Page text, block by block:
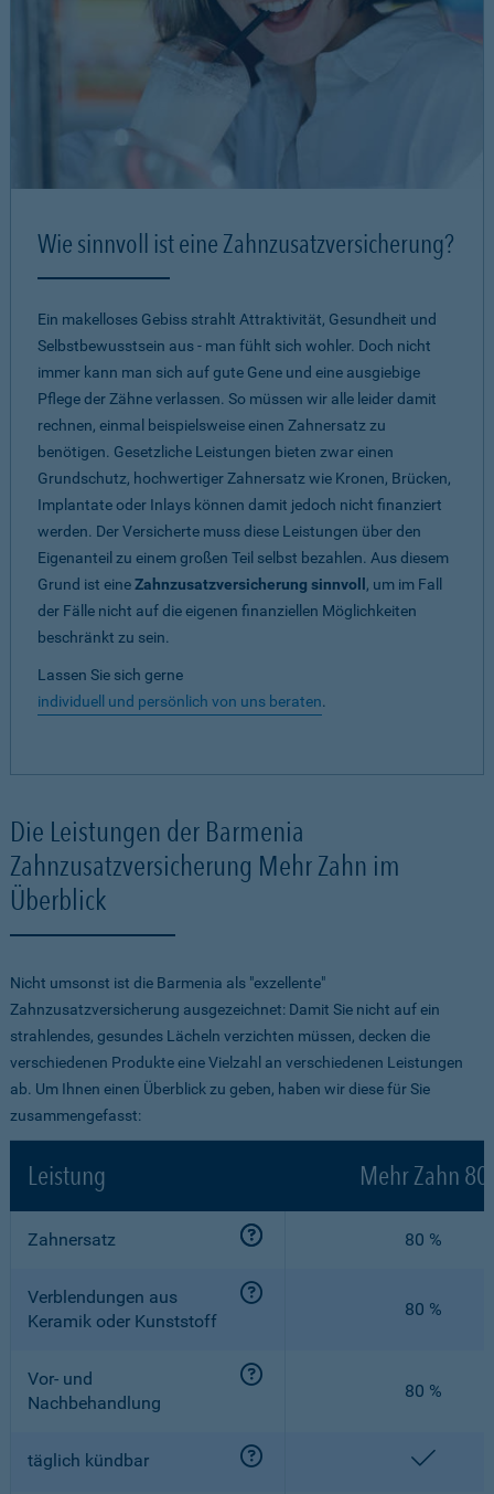
Wie sinnvoll ist eine Zahnzusatzversicherung?
Ein makelloses Gebiss strahlt Attraktivität, Gesundheit und
Selbstbewusstsein aus - man fühlt sich wohler. Doch nicht
immer kann man sich auf gute Gene und eine ausgiebige
Pflege der Zähne verlassen. So müssen wir alle leider damit
rechnen, einmal beispielsweise einen Zahnersatz zu
benötigen. Gesetzliche Leistungen bieten zwar einen
Grundschutz, hochwertiger Zahnersatz wie Kronen, Brücken,
Implantate oder Inlays können damit jedoch nicht finanziert
werden. Der Versicherte muss diese Leistungen über den
Eigenanteil zu einem großen Teil selbst bezahlen. Aus diesem
Grund ist eineZahnzusatzversicherung sinnvoll , um im Fall
der Fälle nicht auf die eigenen finanziellen Möglichkeiten
beschränkt zu sein.
Lassen Sie sich gerne
individuell und persönlich von uns beraten.
Die Leistungen der Barmenia
Zahnzusatzversicherung Mehr Zahn im
Überblick
Nicht umsonst ist die Barmenia als "exzellente"
Zahnzusatzversicherung ausgezeichnet: Damit Sie nicht auf ein
strahlendes, gesundes Lächeln verzichten müssen, decken die
verschiedenen Produkte eine Vielzahl an verschiedenen Leistungen
ab. Um Ihnen einen Überblick zu geben, haben wir diese für Sie
zusammengefasst:
Leistung Mehr Zahn 80
Zahnersatz 80 %
Verblendungen aus
Keramik oder Kunststoff
80 %
Vor- und
Nachbehandlung
80 %
täglich kündbar